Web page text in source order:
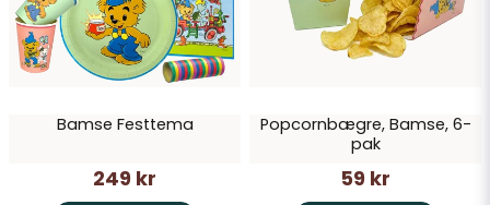
Send spørgsmål
Bamse Festtema
249 kr
Popcornbægre, Bamse, 6-
pak
59 kr